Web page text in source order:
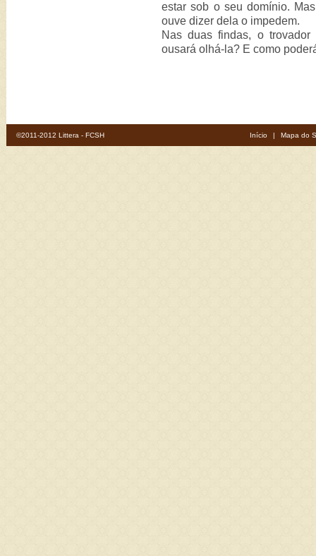
estar sob o seu domínio.
ouve dizer dela o impedem.
Nas duas findas, o
ousará olhá-la? E como
©2011-2012 Littera - FCSH Início | Mapa do